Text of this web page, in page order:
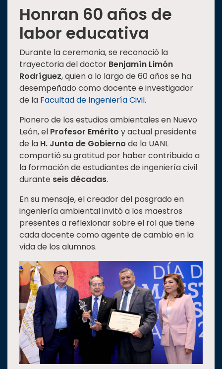
Honran 60 años de
labor educativa
Durante la ceremonia, se reconoció la
trayectoria del doctor Benjamín Limón
Rodríguez, quien a lo largo de 60 años se ha
desempeñado como docente e investigador
de la Facultad de Ingeniería Civil.
Pionero de los estudios ambientales en Nuevo
León, el Profesor Emérito y actual presidente
de la H. Junta de Gobierno de la UANL
compartió su gratitud por haber contribuido a
la formación de estudiantes de ingeniería civil
durante seis décadas.
En su mensaje, el creador del posgrado en
ingeniería ambiental invitó a los maestros
presentes a reflexionar sobre el rol que tiene
cada docente como agente de cambio en la
vida de los alumnos.